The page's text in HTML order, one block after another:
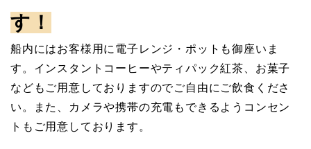
す！
船内にはお客様用に電子レンジ・ポットも御座いま
す。インスタントコーヒーやティパック紅茶、お菓子
などもご用意しておりますのでご自由にご飲食くださ
い。また、カメラや携帯の充電もできるようコンセン
トもご用意しております。